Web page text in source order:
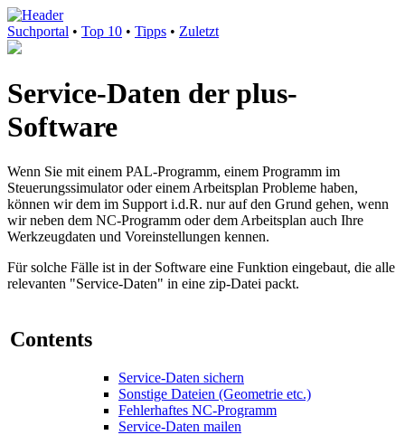
Suchportal • Top 10 • Tipps • Zuletzt
Service-Daten der plus-
Software
Wenn Sie mit einem PAL-Programm, einem Programm im
Steuerungssimulator oder einem Arbeitsplan Probleme haben,
können wir dem im Support i.d.R. nur auf den Grund gehen, wenn
wir neben dem NC-Programm oder dem Arbeitsplan auch Ihre
Werkzeugdaten und Voreinstellungen kennen.
Für solche Fälle ist in der Software eine Funktion eingebaut, die alle
relevanten "Service-Daten" in eine zip-Datei packt.
Contents
Service-Daten sichern
Sonstige Dateien (Geometrie etc.)
Fehlerhaftes NC-Programm
Service-Daten mailen